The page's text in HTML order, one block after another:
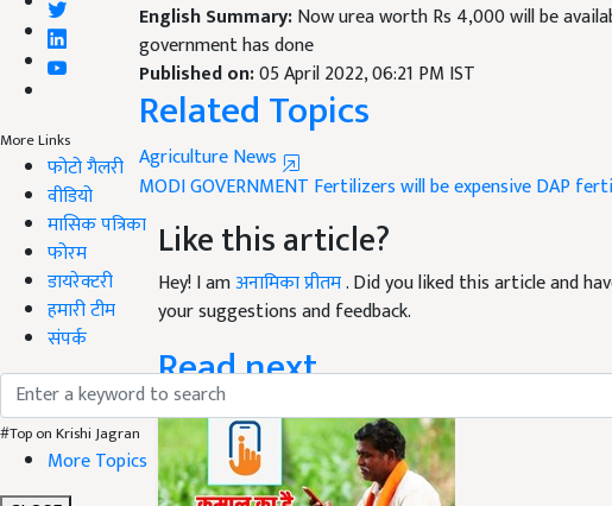
More Links
फोटो गैलरी
वीडियो
मासिक पत्रिका
फोरम
डायरेक्टरी
हमारी टीम
संपर्क
#Top on Krishi Jagran
More Topics
English Summary:Now urea worth Rs 4,000 will be
government has done
Published on:05 April 2022, 06:21 PM IST
Related Topics
Agriculture News
MODI GOVERNMENT Fertilizers will be expensiveDAP
Like this article?
Hey! I amअनामिका प्रीतम. Did you liked this article and
your suggestions and feedback.
Read next